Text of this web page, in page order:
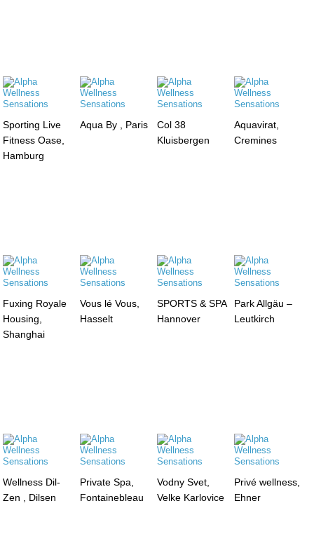
Sporting Live
Fitness Oase,
Hamburg
Aqua By , Paris
Col 38
Kluisbergen
Aquavirat,
Cremines
Fuxing Royale
Housing,
Shanghai
Vous lé Vous,
Hasselt
SPORTS & SPA
Hannover
Park Allgäu –
Leutkirch
Wellness Dil-
Zen , Dilsen
Private Spa,
Fontainebleau
Vodny Svet,
Velke Karlovice
Privé wellness,
Ehner